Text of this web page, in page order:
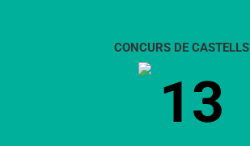
CONCURS DE CASTELLS
13